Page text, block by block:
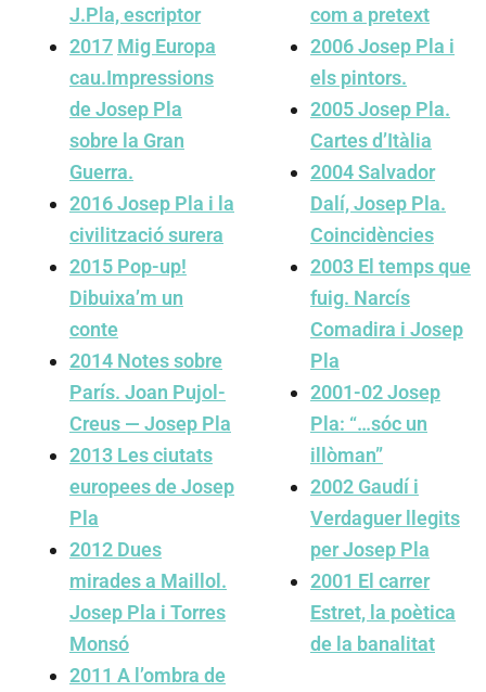
J.Pla, escriptor
2017 Mig Europa
cau.Impressions
de Josep Pla
sobre la Gran
Guerra.
2016Josep Pla i la
civilització surera
2015 Pop-up!
Dibuixa’m un
conte
2014 Notes sobre
París. Joan Pujol-
Creus — Josep Pla
2013 Les ciutats
europees de Josep
Pla
2012 Dues
mirades a Maillol.
Josep Pla i Torres
Monsó
2011 A l’ombra de
com a pretext
2006Josep Pla i
els pintors.
2005Josep Pla.
Cartes d’Itàlia
2004Salvador
Dalí, Josep Pla.
Coincidències
2003 El temps que
fuig. Narcís
Comadira i Josep
Pla
2001-02Josep
Pla: “…sóc un
illòman”
2002 Gaudí i
Verdaguer llegits
per Josep Pla
2001 El carrer
Estret, la poètica
de la banalitat